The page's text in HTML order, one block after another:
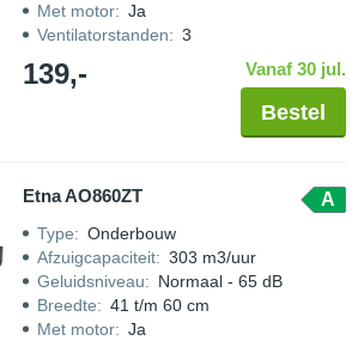
Met motor: Ja
Ventilatorstanden: 3
139,- Vanaf 30 jul.
Bestel
Etna AO860ZT A
Type: Onderbouw
Afzuigcapaciteit: 303 m3/uur
Geluidsniveau: Normaal - 65 dB
Breedte: 41 t/m 60 cm
Met motor: Ja